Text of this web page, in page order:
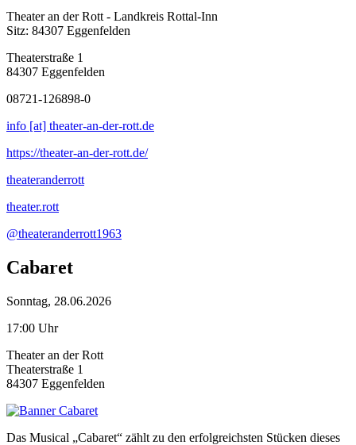
Theater an der Rott - Landkreis Rottal-Inn
Sitz: 84307 Eggenfelden
Theaterstraße 1
84307 Eggenfelden
08721-126898-0
info [at] theater-an-der-rott.de
https://theater-an-der-rott.de/
theateranderrott
theater.rott
@theateranderrott1963
Cabaret
Sonntag, 28.06.2026
17:00 Uhr
Theater an der Rott
Theaterstraße 1
84307 Eggenfelden
Das Musical „Cabaret“ zählt zu den erfolgreichsten Stücken dieses